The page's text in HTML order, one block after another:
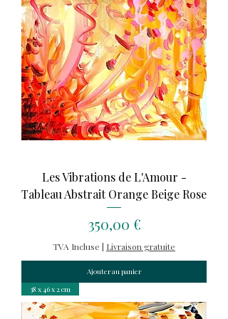
Les Vibrations de L'Amour -
Tableau Abstrait Orange Beige Rose
Prix
350,00 €
TVA Incluse | Livraison gratuite
Ajouter au panier
38 x 46 x 2 cm